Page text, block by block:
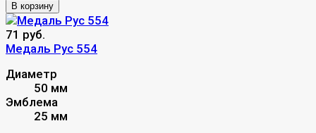
В корзину
71 руб.
Медаль Рус 554
Диаметр
50 мм
Эмблема
25 мм